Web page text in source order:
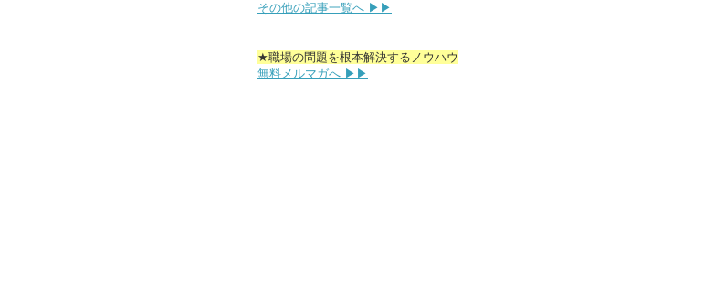
その他の記事一覧へ ▶▶
★職場の問題を根本解決するノウハウ
無料メルマガへ ▶▶